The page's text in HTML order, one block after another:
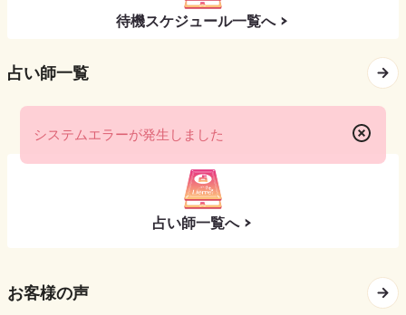
待機スケジュール一覧へ
占い師一覧
占い師一覧へ
お客様の声
システムエラーが発生しました